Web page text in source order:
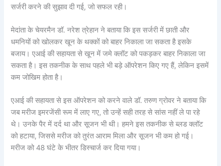
सर्जरी करने की सुझाव दी गई, जो सफल रही।
मेदांता के चेयरमैन डॉ. नरेश त्रेहान ने बताया कि इस सर्जरी में छाती और
धमनियों को खोलकर खून के थक्कों को बाहर निकाला जा सकता है इसके
बजाय। एआई की सहायता से खून में जमे क्लॉट को पकड़कर बाहर निकाला जा
सकता है। इस तकनीक के साथ पहले भी बड़े ऑपरेशन किए गए हैं, लेकिन इसमें
कम जोखिम होता है।
एआई की सहायता से इस ऑपरेशन को करने वाले डॉ. तरुण ग्रोवर ने बताया कि
जब मरीज इमरजेंसी रूम में लाए गए, तो उन्हें सही तरह से सांस नहीं ले पा रहे
थे। उनके पैर में दर्द था और सूजन भी थी। हमने इस तकनीक से ब्लड क्लॉट
को हटाया, जिससे मरीज को तुरंत आराम मिला और सूजन भी कम हो गई।
मरीज को 48 घंटे के भीतर डिस्चार्ज कर दिया गया।